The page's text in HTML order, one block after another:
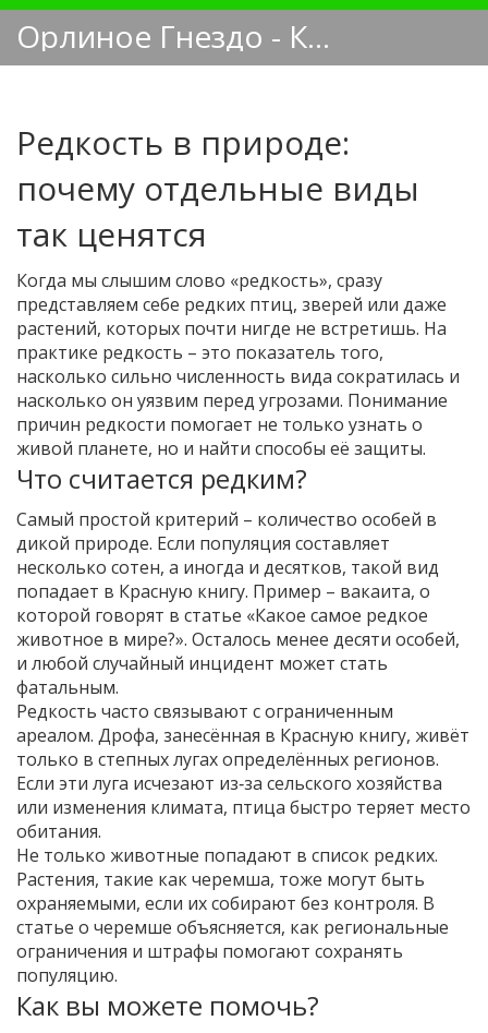
Орлиное Гнездо - Кинологический блог
Редкость в природе:
почему отдельные виды
так ценятся
Когда мы слышим слово «редкость», сразу
представляем себе редких птиц, зверей или даже
растений, которых почти нигде не встретишь. На
практике редкость – это показатель того,
насколько сильно численность вида сократилась и
насколько он уязвим перед угрозами. Понимание
причин редкости помогает не только узнать о
живой планете, но и найти способы её защиты.
Что считается редким?
Самый простой критерий – количество особей в
дикой природе. Если популяция составляет
несколько сотен, а иногда и десятков, такой вид
попадает в Красную книгу. Пример – вакаита, о
которой говорят в статье «Какое самое редкое
животное в мире?». Осталось менее десяти особей,
и любой случайный инцидент может стать
фатальным.
Редкость часто связывают с ограниченным
ареалом. Дрофа, занесённая в Красную книгу, живёт
только в степных лугах определённых регионов.
Если эти луга исчезают из‑за сельского хозяйства
или изменения климата, птица быстро теряет место
обитания.
Не только животные попадают в список редких.
Растения, такие как черемша, тоже могут быть
охраняемыми, если их собирают без контроля. В
статье о черемше объясняется, как региональные
ограничения и штрафы помогают сохранять
популяцию.
Как вы можете помочь?